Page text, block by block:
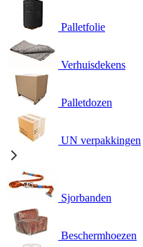
Palletfolie
Verhuisdekens
Palletdozen
UN verpakkingen
Sjorbanden
Beschermhoezen